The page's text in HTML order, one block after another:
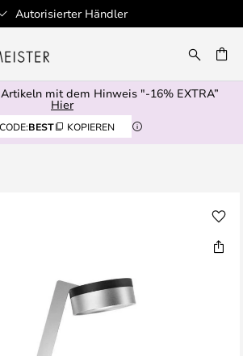
Autorisierter Händler
mit dem Hinweis "-16% EXTRA”
Hier
CODE:BEST KOPIEREN